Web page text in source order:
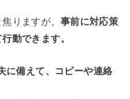
りますが、 事前に対応策
動できます。
に備えて、コピーや連絡